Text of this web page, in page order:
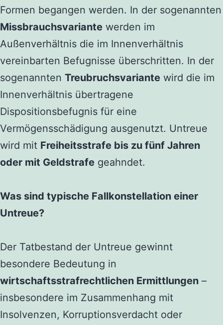
Formen begangen werden. In der sogenannten
Missbrauchsvariante werden im
Außenverhältnis die im Innenverhältnis
vereinbarten Befugnisse überschritten. In der
sogenannten Treubruchsvariante wird die im
Innenverhältnis übertragene
Dispositionsbefugnis für eine
Vermögensschädigung ausgenutzt. Untreue
wird mit Freiheitsstrafe bis zu fünf Jahren
oder mit Geldstrafe geahndet.
Was sind typische Fallkonstellation einer
Untreue?
Der Tatbestand der Untreue gewinnt
besondere Bedeutung in
wirtschaftsstrafrechtlichen Ermittlungen –
insbesondere im Zusammenhang mit
Insolvenzen, Korruptionsverdacht oder